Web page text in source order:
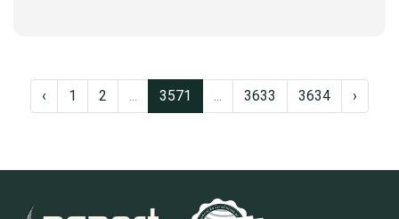
‹ 1 2 ... 3571 ... 3633 3634 ›